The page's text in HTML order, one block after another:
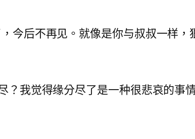
今后不再见。就像是你与叔叔一样，
？我觉得缘分尽了是一种很悲哀的事